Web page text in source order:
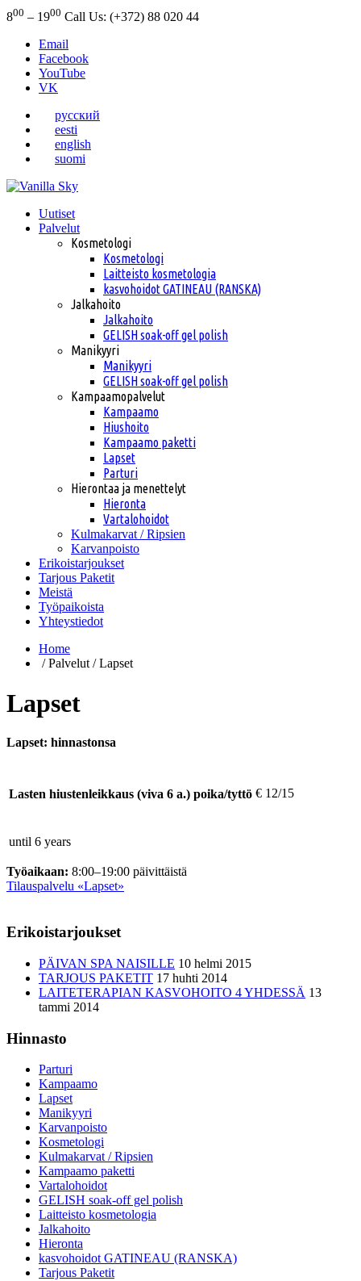
800 – 1900 Call Us: (+372) 88 020 44
Email
Facebook
YouTube
VK
русский
eesti
english
suomi
Uutiset
Palvelut
Kosmetologi
Kosmetologi
Laitteisto kosmetologia
kasvohoidot GATINEAU (RANSKA)
Jalkahoito
Jalkahoito
GELISH soak-off gel polish
Manikyyri
Manikyyri
GELISH soak-off gel polish
Kampaamopalvelut
Kampaamo
Hiushoito
Kampaamo paketti
Lapset
Parturi
Hierontaa ja menettelyt
Hieronta
Vartalohoidot
Kulmakarvat / Ripsien
Karvanpoisto
Erikoistarjoukset
Tarjous Paketit
Meistä
Työpaikoista
Yhteystiedot
Home
/ Palvelut / Lapset
Lapset
Lapset: hinnastonsa
Lasten hiustenleikkaus (viva 6 a.) poika/tyttö € 12/15
until 6 years
Työaikaan: 8:00–19:00 päivittäistä
Tilauspalvelu «Lapset»
Erikoistarjoukset
PÄIVAN SPA NAISILLE 10 helmi 2015
TARJOUS PAKETIT 17 huhti 2014
LAITETERAPIAN KASVOHOITO 4 YHDESSÄ 13
tammi 2014
Hinnasto
Parturi
Kampaamo
Lapset
Manikyyri
Karvanpoisto
Kosmetologi
Kulmakarvat / Ripsien
Kampaamo paketti
Vartalohoidot
GELISH soak-off gel polish
Laitteisto kosmetologia
Jalkahoito
Hieronta
kasvohoidot GATINEAU (RANSKA)
Tarjous Paketit